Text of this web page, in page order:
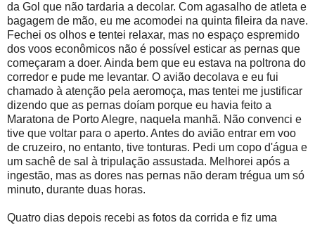
da Gol que não tardaria a decolar. Com agasalho de atleta e
bagagem de mão, eu me acomodei na quinta fileira da nave.
Fechei os olhos e tentei relaxar, mas no espaço espremido
dos voos econômicos não é possível esticar as pernas que
começaram a doer. Ainda bem que eu estava na poltrona do
corredor e pude me levantar. O avião decolava e eu fui
chamado à atenção pela aeromoça, mas tentei me justificar
dizendo que as pernas doíam porque eu havia feito a
Maratona de Porto Alegre, naquela manhã. Não convenci e
tive que voltar para o aperto. Antes do avião entrar em voo
de cruzeiro, no entanto, tive tonturas. Pedi um copo d'água e
um sachê de sal à tripulação assustada. Melhorei após a
ingestão, mas as dores nas pernas não deram trégua um só
minuto, durante duas horas.
Quatro dias depois recebi as fotos da corrida e fiz uma